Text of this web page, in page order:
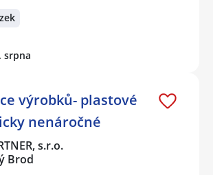
srpna
výrobků- plastové
nenáročné
s.r.o.
Brod